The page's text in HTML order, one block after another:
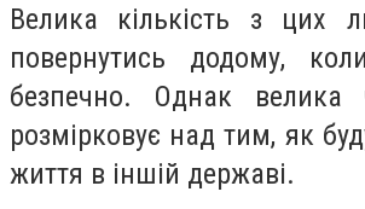
Велика кількість з цих
повернутись додому,
безпечно. Однак велика
розмірковує над тим, як
життя в іншій державі.